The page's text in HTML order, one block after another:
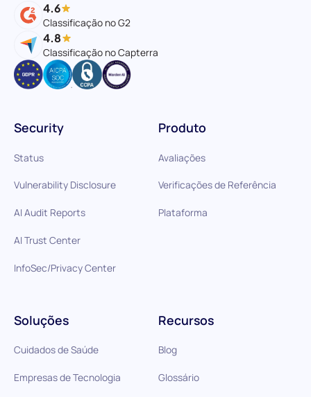
4.6
Classificação no G2
4.8
Classificação no Capterra
Produto
Avaliações
Verificações de Referência
Plataforma
Soluções
Cuidados de Saúde
Empresas de Tecnologia
Recursos
Blog
Glossário
Security
Status
Vulnerability Disclosure
AI Audit Reports
AI Trust Center
InfoSec/Privacy Center